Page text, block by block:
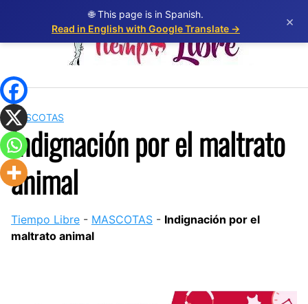
content
MASCOTAS
Indignación por el maltrato
animal
Tiempo Libre - MASCOTAS - Indignación por el
maltrato animal
🌐 This page is in Spanish.
Read in English with Google Translate →
×